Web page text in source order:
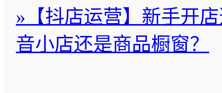
» 【抖店运营】新手开
音小店还是商品橱窗？